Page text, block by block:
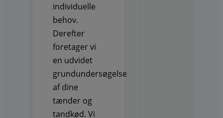
individuelle
behov.
Derefter
foretager vi
en udvidet
grundundersøgelse
af dine
tænder og
tandkød. Vi